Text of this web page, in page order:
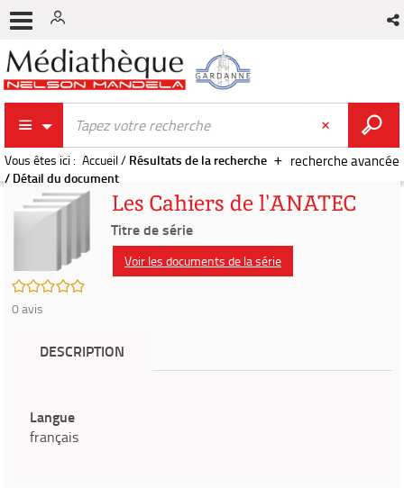
recherche avancée
Vous êtes ici : Accueil/ Résultats de la recherche
/ Détail du document
/5
0avis
Les Cahiers de l'ANATEC
Titre de série
Voir les documents de la série
DESCRIPTION
Langue
français